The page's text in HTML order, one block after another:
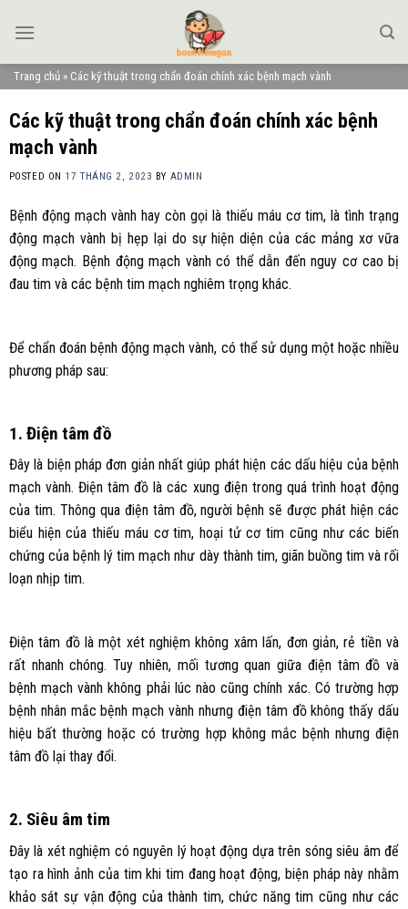
Trang chủ » Các kỹ thuật trong chẩn đoán chính xác bệnh mạch vành
Các kỹ thuật trong chẩn đoán chính xác bệnh
mạch vành
POSTED ON 17 THÁNG 2, 2023 BY ADMIN
Bệnh động mạch vành hay còn gọi là thiếu máu cơ tim, là tình trạng
động mạch vành bị hẹp lại do sự hiện diện của các mảng xơ vữa
động mạch. Bệnh động mạch vành có thể dẫn đến nguy cơ cao bị
đau tim và các bệnh tim mạch nghiêm trọng khác.
Để chẩn đoán bệnh động mạch vành, có thể sử dụng một hoặc nhiều
phương pháp sau:
1. Điện tâm đồ
Đây là biện pháp đơn giản nhất giúp phát hiện các dấu hiệu của bệnh
mạch vành. Điện tâm đồ là các xung điện trong quá trình hoạt động
của tim. Thông qua điện tâm đồ, người bệnh sẽ được phát hiện các
biểu hiện của thiếu máu cơ tim, hoại tử cơ tim cũng như các biến
chứng của bệnh lý tim mạch như dày thành tim, giãn buồng tim và rối
loạn nhịp tim.
Điện tâm đồ là một xét nghiệm không xâm lấn, đơn giản, rẻ tiền và
rất nhanh chóng. Tuy nhiên, mối tương quan giữa điện tâm đồ và
bệnh mạch vành không phải lúc nào cũng chính xác. Có trường hợp
bệnh nhân mắc bệnh mạch vành nhưng điện tâm đồ không thấy dấu
hiệu bất thường hoặc có trường hợp không mắc bệnh nhưng điện
tâm đồ lại thay đổi.
2. Siêu âm tim
Đây là xét nghiệm có nguyên lý hoạt động dựa trên sóng siêu âm để
tạo ra hình ảnh của tim khi tim đang hoạt động, biện pháp này nhằm
khảo sát sự vận động của thành tim, chức năng tim cũng như các